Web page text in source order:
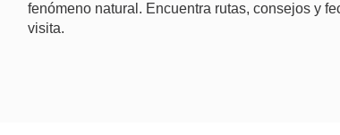
fenómeno natural. Encuentra rutas, consejos y
visita.